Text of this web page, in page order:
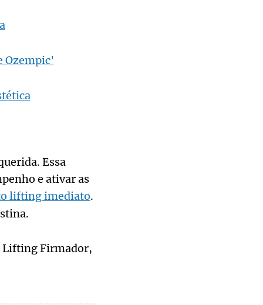
Ozempic'
Essa
e ativar as
lifting imediato.
Lifting Firmador,